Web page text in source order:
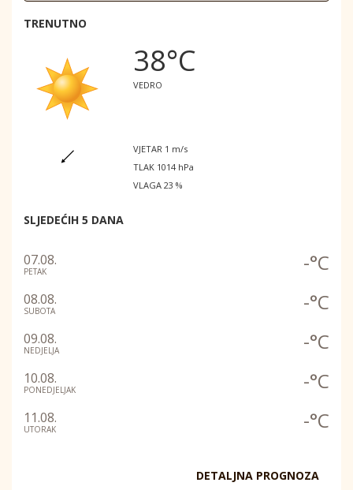
TRENUTNO
38°C
VEDRO
VJETAR 1 m/s
TLAK 1014 hPa
VLAGA 23 %
SLJEDEĆIH 5 DANA
07.08.
PETAK -°C
08.08.
SUBOTA -°C
09.08.
NEDJELJA -°C
10.08.
PONEDJELJAK -°C
11.08.
UTORAK -°C
DETALJNA PROGNOZA